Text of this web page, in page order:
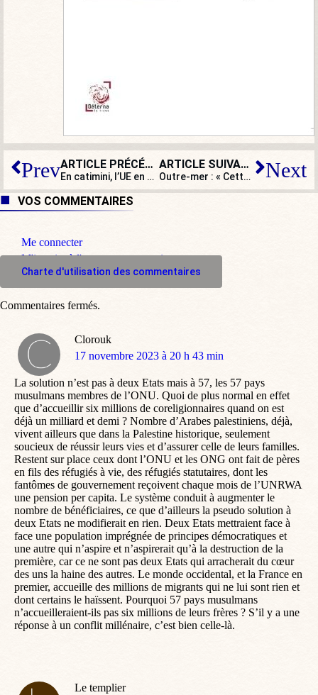
Prev ARTICLE PRÉCÉDENT
En catimini, l’UE en passe d’imposer la reconnaissance de la GPA
ARTICLE SUIVANT
Outre-mer : « Cette immigration génère de la délinquance et de la criminalité » Next
VOS COMMENTAIRES
Me connecter
M'inscrire à l'espace commentaire
Charte d'utilisation des commentaires
Clorouk
dit
17 novembre 2023 à 20 h 43 min
La solution n’est pas à deux Etats mais à 57, les 57 pays
musulmans membres de l’ONU. Quoi de plus normal en effet
que d’accueillir six millions de coreligionnaires quand on est
déjà un milliard et demi ? Nombre d’Arabes palestiniens, déjà,
vivent ailleurs que dans la Palestine historique, seulement
soucieux de réussir leurs vies et d’assurer celle de leurs familles.
Restent sur place ceux dont l’ONU et les ONG ont fait de pères
en fils des réfugiés à vie, des réfugiés statutaires, dont les
fantômes de gouvernement reçoivent chaque mois de l’UNRWA
une pension per capita. Le système conduit à augmenter le
nombre de bénéficiaires, ce que d’ailleurs la pseudo solution à
deux Etats ne modifierait en rien. Deux Etats mettraient face à
face une population imprégnée de principes démocratiques et
une autre qui n’aspire et n’aspirerait qu’à la destruction de la
première, car ce ne sont pas deux Etats qui arracherait du cœur
des uns la haine des autres. Le monde occidental, et la France en
premier, accueille des millions de migrants qui ne lui sont rien et
dont certains le haïssent. Pourquoi 57 pays musulmans
n’accueilleraient-ils pas six millions de leurs frères ? S’il y a une
réponse à un conflit millénaire, c’est bien celle-là.
Le templier
Commentaires fermés.